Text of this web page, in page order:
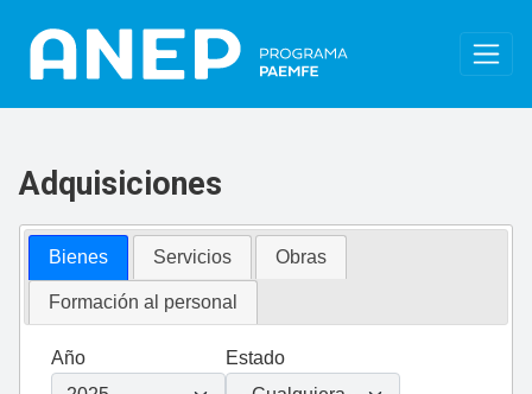
Adquisiciones
Bienes Servicios Obras
Formación al personal
Año Estado